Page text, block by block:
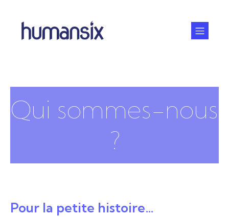
Qui sommes-nous
?
Pour la petite histoire…